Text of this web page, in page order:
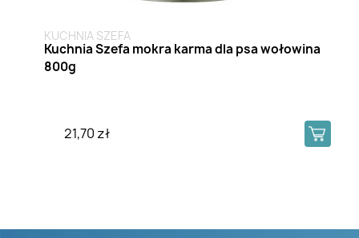
KUCHNIA SZEFA
Kuchnia Szefa mokra karma dla psa wołowina
800g
21,70 zł